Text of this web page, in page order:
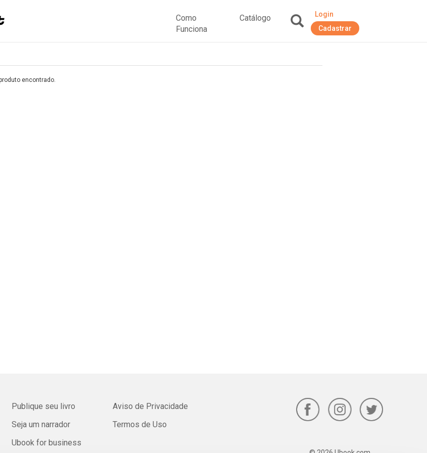
Como
Funciona
Catálogo
Login
Cadastrar
encontrado.
Publique seu livro
Seja um narrador
Ubook for business
Aviso de Privacidade
Termos de Uso